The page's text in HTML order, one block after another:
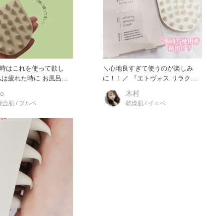
時はこれを使って欲し
合肌 / ブルベ
＼心地良すぎて使うのが楽しみ
に！！／ 『エトヴォス リラクシ
ングマッサージブラシ』
木村
乾燥肌 / イエベ